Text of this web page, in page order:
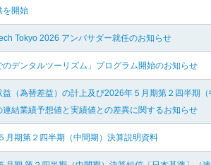
を開始
Tokyo 2026 アンバサダー就任のお知らせ
のデンタルツーリズム」プログラム開始のお知らせ
益（為替差益）の計上及び2026年５月期第２四半期（
連結業績予想値と実績値との差異に関するお知らせ
月期第２四半期（中間期）決算説明資料